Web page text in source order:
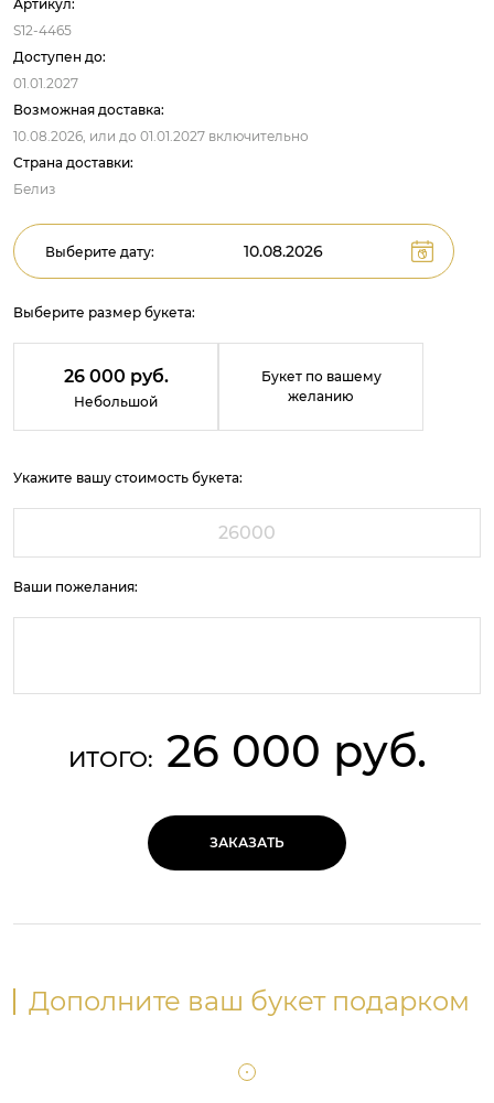
Артикул:
S12-4465
Доступен до:
01.01.2027
Возможная доставка:
10.08.2026, или до 01.01.2027 включительно
Страна доставки:
Белиз
Выберите дату:
Выберите размер букета:
26 000 руб.
Небольшой
Букет по вашему
желанию
Укажите вашу стоимость букета:
Ваши пожелания:
ИТОГО: 26 000 руб.
ЗАКАЗАТЬ
Дополните ваш букет подарком